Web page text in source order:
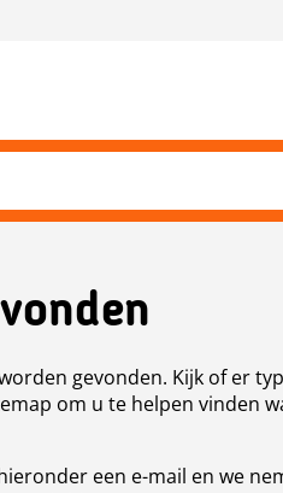
gevonden. Kijk of er
om u te helpen vinden
een e-mail en we